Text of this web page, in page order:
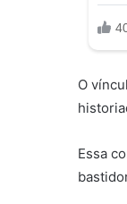
O
Essa